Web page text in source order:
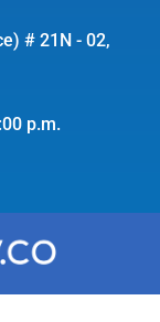
# 21N - 02,
p.m.